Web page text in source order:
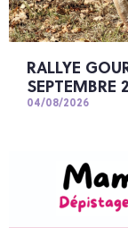
RALLYE
SEPTEMBRE
04/08/2026